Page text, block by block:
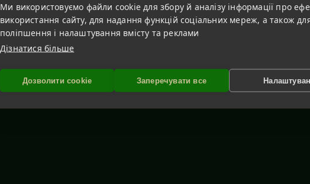
Ми використовуємо файли cookie для збору й аналізу інформації про
використання сайту, для надання функцій соціальних мереж, а також
поліпшення і налаштування вмісту та реклами
Дізнатися більше
Дозволити cookie Заперечувати все